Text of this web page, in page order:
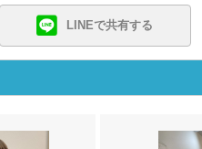
LINEで共有する